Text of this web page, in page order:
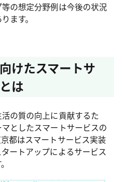
の想定分野例は今後の状況
ます。
けたスマートサ
は
の質の向上に貢献するた
としたスマートサービスの
都はスマートサービス実装
ートアップによるサービス